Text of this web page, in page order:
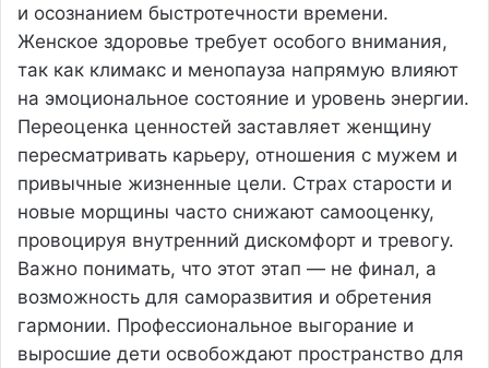
и осознанием быстротечности времени.
Женское здоровье требует особого внимания,
так как климакс и менопауза напрямую влияют
на эмоциональное состояние и уровень энергии.
Переоценка ценностей заставляет женщину
пересматривать карьеру, отношения с мужем и
привычные жизненные цели. Страх старости и
новые морщины часто снижают самооценку,
провоцируя внутренний дискомфорт и тревогу.
Важно понимать, что этот этап — не финал, а
возможность для саморазвития и обретения
гармонии. Профессиональное выгорание и
выросшие дети освобождают пространство для